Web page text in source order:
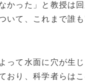
かった」と教授は
いて、これまで誰
て水面に穴が生
おり、科学者らは